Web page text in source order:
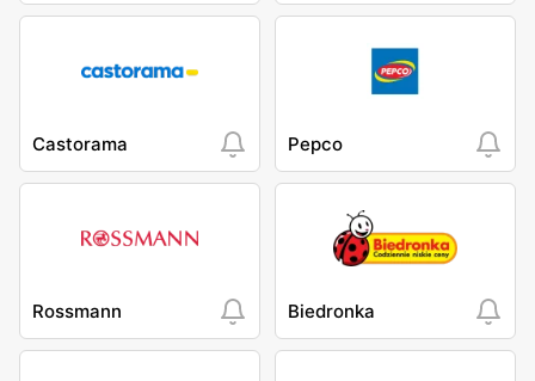
Castorama Pepco
Rossmann Biedronka